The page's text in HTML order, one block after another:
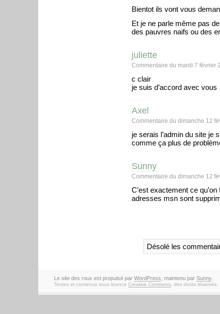
Bientot ils vont vous
Et je ne parle même pas
des pauvres naifs ou des
juliette
Commentaire du mardi 7 février
c clair
je suis d’accord avec vous
Axel
Commentaire du dimanche 12
je serais l’admin du site je
comme ça plus de
Sunny
Commentaire du dimanche 12
C’est exactement ce
adresses msn sont
Désolé les
Le site des roux est propulsé par WordPress , maintenu par Sunny.
Textes et contenus sous licence Creative Commons, des droits réservés.